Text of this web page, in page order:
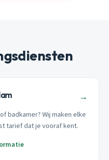
→
badkamer? Wij maken elke
tarief dat je vooraf kent.